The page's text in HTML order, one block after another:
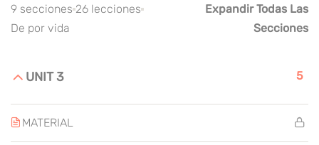
9 secciones 26 lecciones
De por vida
Expandir Todas Las
Secciones
UNIT 3 5
MATERIAL